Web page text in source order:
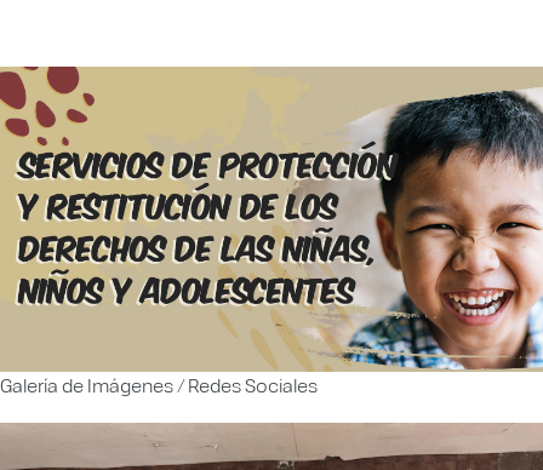
Galería de Imágenes / Redes Sociales